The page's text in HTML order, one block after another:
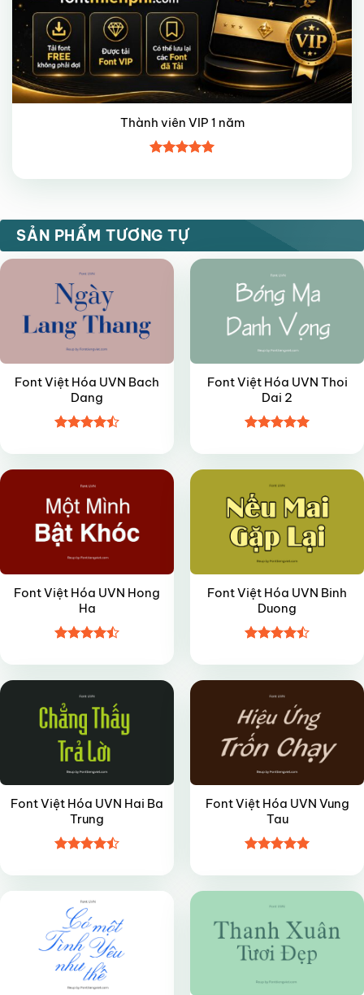
Thành viên VIP 1 năm
hạng55
SẢN PHẨM TƯƠNG TỰ
VIP
Font Việt Hóa UVN Bach
Dang
hạng4.5
5 sao
Font Việt Hóa UVN Thoi
Dai 2
hạng4.95
5 sao
Font Việt Hóa UVN Hong
Ha
hạng4.45
5 sao
Font Việt Hóa UVN Binh
Duong
hạng4.45
5 sao
Font Việt Hóa UVN Hai Ba
Trung
hạng4.5
5 sao
Font Việt Hóa UVN Vung
Tau
hạng55
sao